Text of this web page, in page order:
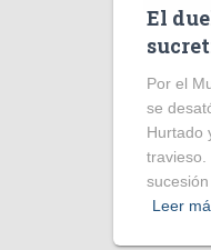
El
Por el
se
Hurtado
travieso.
Leer